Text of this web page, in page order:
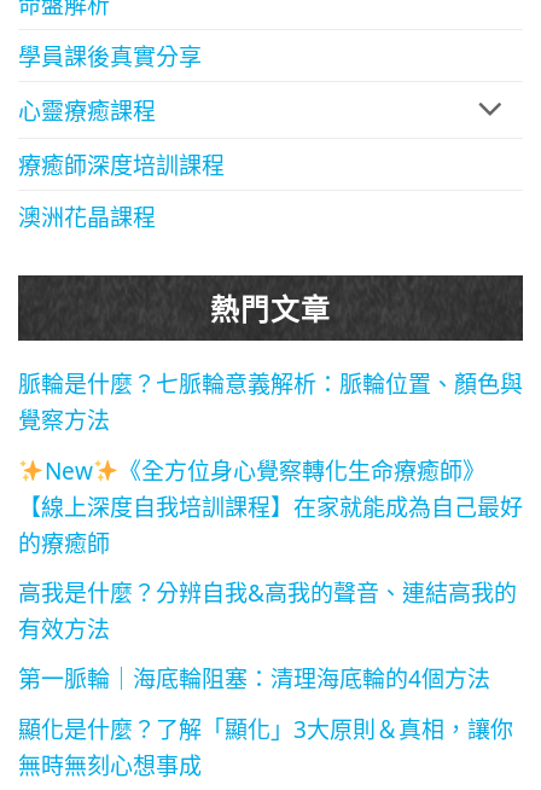
學員課後真實分享
心靈療癒課程
療癒師深度培訓課程
澳洲花晶課程
熱門文章
脈輪是什麼？七脈輪意義解析：脈輪位置、顏色與
覺察方法
New
《全方位身心覺察轉化生命療癒師》
【線上深度自我培訓課程】在家就能成為自己最好
的療癒師
高我是什麼？分辨自我&高我的聲音、連結高我的
有效方法
第一脈輪｜海底輪阻塞：清理海底輪的4個方法
顯化是什麼？了解「顯化」3大原則＆真相，讓你
無時無刻心想事成